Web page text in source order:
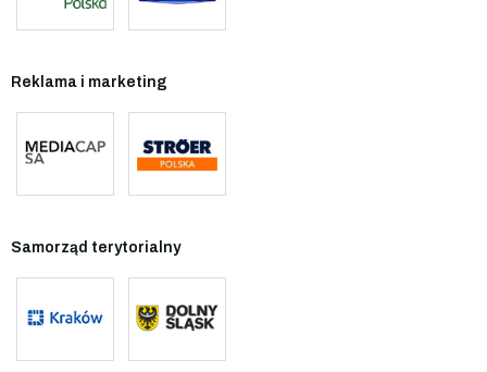
Reklama i marketing
Samorząd terytorialny